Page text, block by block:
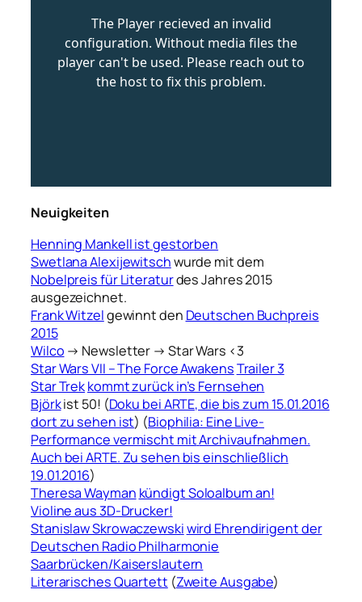
Neuigkeiten
Henning Mankell ist gestorben
Swetlana Alexijewitschwurde mit dem
Nobelpreis für Literaturdes Jahres 2015
ausgezeichnet.
Frank Witzelgewinnt den Deutschen Buchpreis
2015
Wilco → Newsletter → Star Wars <3
Star Wars VII – The Force AwakensTrailer 3
Star Trekkommt zurück in’s Fernsehen
Björkist 50! (Doku bei ARTE, die bis zum 15.01.2016
dort zu sehen ist) (Biophilia: Eine Live-
Performance vermischt mitArchivaufnahmen.
Auch bei ARTE. Zu sehen bis einschließlich
19.01.2016)
Theresa Wayman kündigt Soloalbum an!
Violine aus 3D-Drucker!
Stanislaw Skrowaczewskiwird Ehrendirigent der
Deutschen Radio Philharmonie
Saarbrücken/Kaiserslautern
Literarisches Quartett (Zweite Ausgabe)